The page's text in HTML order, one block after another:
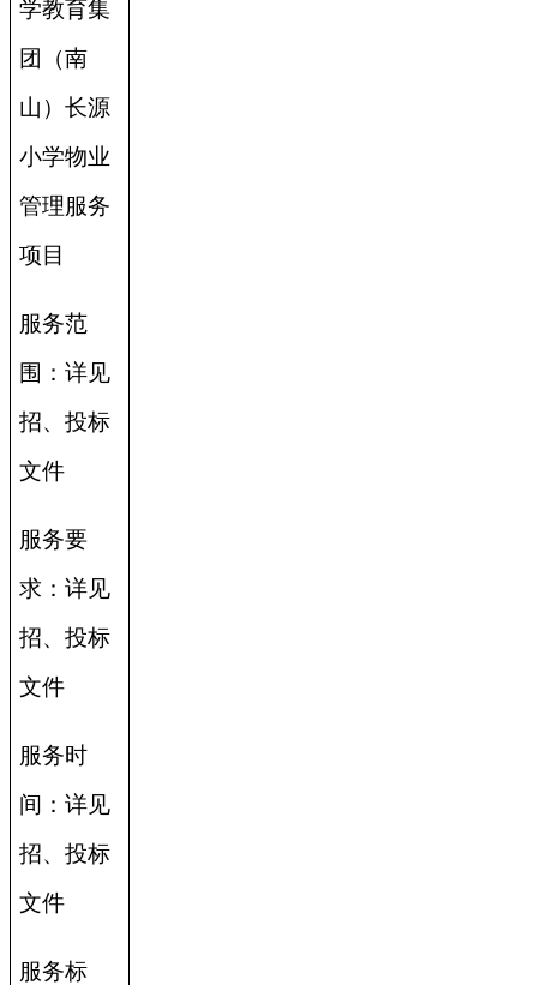
学教育集
团（南
山）长源
小学物业
管理服务
项目
服务范
围：详见
招、投标
文件
服务要
求：详见
招、投标
文件
服务时
间：详见
招、投标
文件
服务标